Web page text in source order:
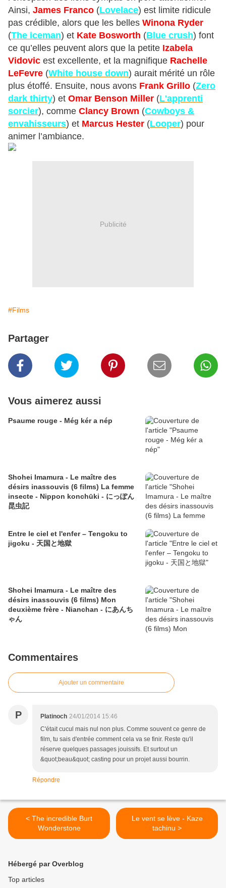
Ainsi, James Franco (Lovelace) est limite ridicule
pas crédible, alors que les belles Winona Ryder
(The iceman) et Kate Bosworth (Blue crush) font
ce qu’elles peuvent alors que la petite Izabela
Vidovic est excellente, et la magnifique Rachelle
LeFevre (White house down) aurait mérité un rôle
plus étoffé. Ensuite, nous avons Frank Grillo (Zero
dark thirty) et Omar Benson Miller (L'apprenti
sorcier), comme Clancy Brown (Cowboys &
envahisseurs) et Marcus Hester (Looper) pour
animer l’ambiance.
Publicité
#Films
Partager
Vous aimerez aussi
Psaume rouge - Még kér a nép
Shohei Imamura - Le maître des
désirs inassouvis (6 films) La femme
insecte - Nippon konchūki - にっぽん
昆虫記
Entre le ciel et l'enfer – Tengoku to
jigoku - 天国と地獄
Shohei Imamura - Le maître des
désirs inassouvis (6 films) Mon
deuxième frère - Nianchan - にあんち
ゃん
Commentaires
Ajouter un commentaire
P Platinoch 24/01/2014 15:46
C'était cucul mais nul non plus. Comme souvent ce genre de
film, tu sais d'entrée comment cela va se finir. Reste qu'il
réserve quelques passages jouissifs. Et surtout un
&quot;beau&quot; casting pour un projet aussi bourrin.
Répondre
< The incredible Burt
Wonderstone
Le vent se lève - Kaze
tachinu >
Hébergé par Overblog
Top articles